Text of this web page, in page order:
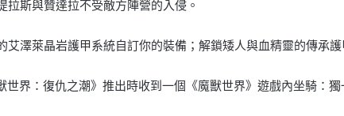
斯與贊達拉不受敵方陣營的入侵。
澤萊晶岩護甲系統自訂你的裝備；解鎖矮人與血精靈的傳承護
界：復仇之潮》推出時收到一個《魔獸世界》遊戲內坐騎：